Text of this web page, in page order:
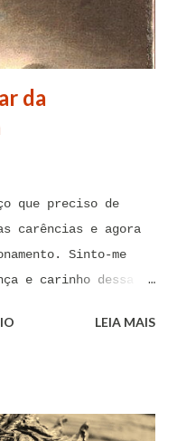
da
que preciso de
carências e agora
Sinto-me
e carinho dessa
dessas tentações. A
a minha culpa por
LEIA MAIS